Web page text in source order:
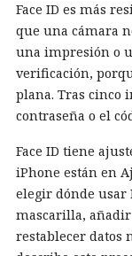
Face ID es más
que una cámara
una impresión o
verificación,
plana. Tras cinco
contraseña o el
Face ID tiene
iPhone están en
elegir dónde usar
mascarilla,
restablecer datos